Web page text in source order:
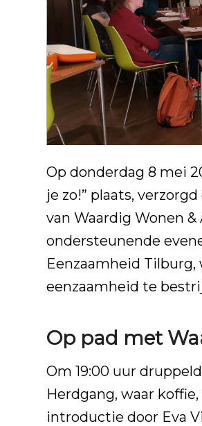
Op donderdag 8 mei
je zo!” plaats,
van Waardig Wonen
ondersteunende
Eenzaamheid Tilburg,
eenzaamheid te
Op pad met
Om 19:00 uur
Herdgang, waar
introductie door Eva